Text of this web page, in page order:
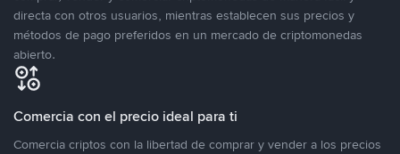
directa con otros usuarios, mientras establecen sus precios y
métodos de pago preferidos en un mercado de criptomonedas
abierto.
Comercia con el precio ideal para ti
Comercia criptos con la libertad de comprar y vender a los precios